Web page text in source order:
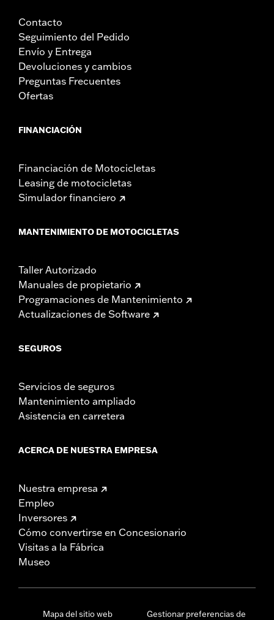
Contacto
Seguimiento del Pedido
Envío y Entrega
Devoluciones y cambios
Preguntas Frecuentes
Ofertas
FINANCIACIÓN
Financiación de Motocicletas
Leasing de motocicletas
Simulador financiero
MANTENIMIENTO DE MOTOCICLETAS
Taller Autorizado
Manuales de propietario
Programaciones de Mantenimiento
Actualizaciones de Software
SEGUROS
Servicios de seguros
Mantenimiento ampliado
Asistencia en carretera
ACERCA DE NUESTRA EMPRESA
Nuestra empresa
Empleo
Inversores
Cómo convertirse en Concesionario
Visitas a la Fábrica
Museo
Mapa del sitio web Gestionar preferencias de